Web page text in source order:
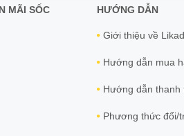
MÃI SỐC
HƯỚNG DẪN
Giới thiệu về
Hướng dẫn mua
Hướng dẫn thanh
Phương thức đổi/